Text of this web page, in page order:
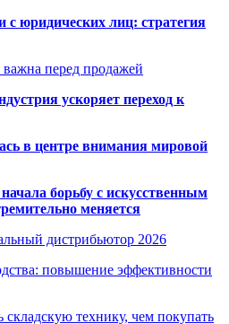
с юридических лиц: стратегия
перед продажей
ускоряет переход к
в центре внимания мировой
борьбу с искусственным
меняется
дистрибьютор 2026
повышение эффективности
складскую технику, чем покупать